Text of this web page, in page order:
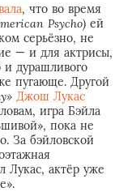
, что во время
Psycho) ей
серьёзно, не
— и для актрисы,
и дурашливого
пугающе. Другой
Джош Лукас
игра Бэйла
пока не
За бэйловской
Лукас, актёр уже